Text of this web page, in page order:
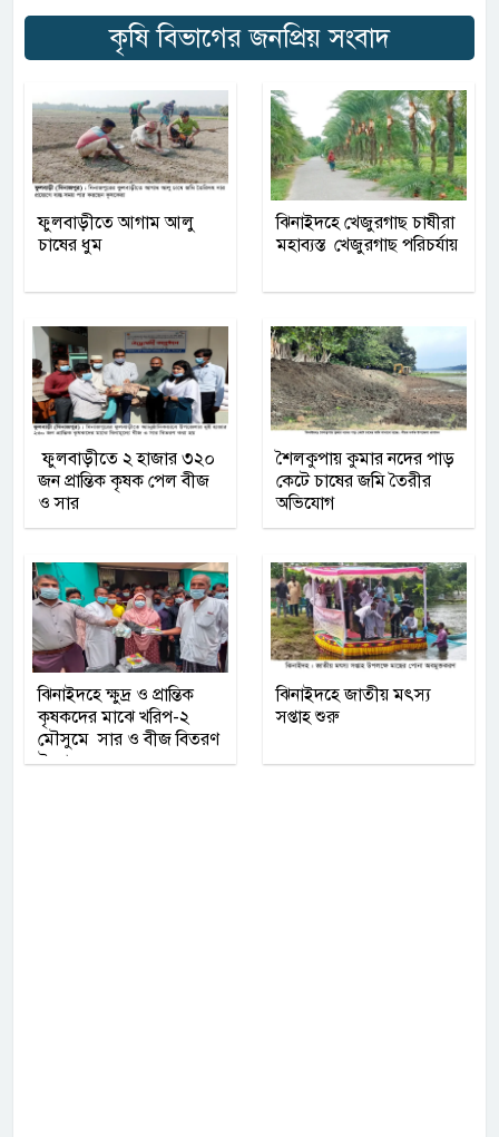
কৃষি বিভাগের জনপ্রিয় সংবাদ
ফুলবাড়ীতে আগাম আলু
চাষের ধুম
ঝিনাইদহে খেজুরগাছ চাষীরা
মহাব্যস্ত খেজুরগাছ পরিচর্যায়
ফুলবাড়ীতে ২ হাজার ৩২০
জন প্রান্তিক কৃষক পেল বীজ
ও সার
শৈলকুপায় কুমার নদের পাড়
কেটে চাষের জমি তৈরীর
অভিযোগ
ঝিনাইদহে ক্ষুদ্র ও প্রান্তিক
কৃষকদের মাঝে খরিপ-২
মৌসুমে সার ও বীজ বিতরণ
উদ্বোধন
ঝিনাইদহে জাতীয় মৎস্য
সপ্তাহ শুরু